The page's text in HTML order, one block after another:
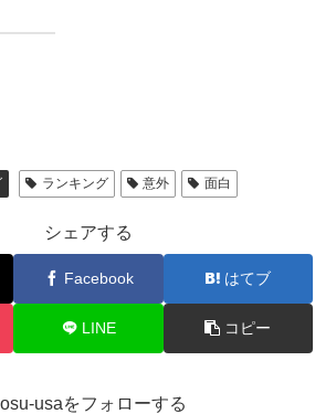
ランキング 意外 面白
シェアする
Facebook はてブ
LINE コピー
usaをフォローする